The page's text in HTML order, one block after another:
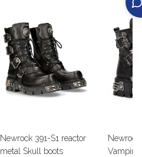
Newrock 391-S1 reactor
metal Skull boots
Vampire